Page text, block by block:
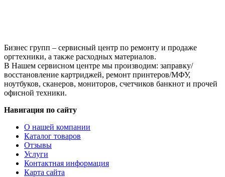
Бизнес групп – сервисный центр по ремонту и продаже
оргтехники, а также расходных материалов.
В Нашем сервисном центре мы производим: заправку/
восстановление картриджей, ремонт принтеров/МФУ,
ноутбуков, сканеров, мониторов, счетчиков банкнот и прочей
офисной техники.
Навигация по сайту
О нашей компании
Каталог товаров
Отзывы
Услуги
Контактная информация
Карта сайта